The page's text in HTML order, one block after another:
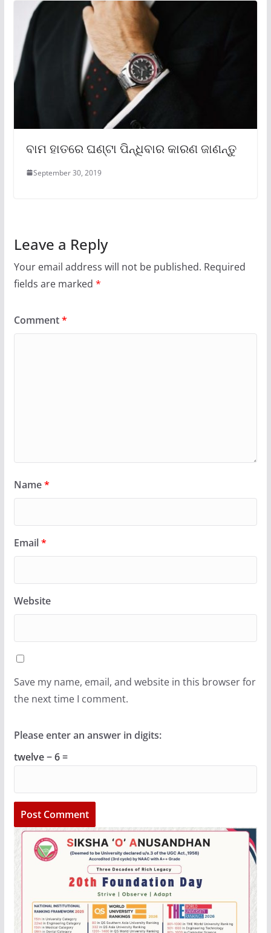
ବାମ ହାତରେ ଘଣ୍ଟା ପିନ୍ଧିବାର କାରଣ ଜାଣନ୍ତୁ
September 30, 2019
Leave a Reply
Your email address will not be published. Required
fields are marked *
Comment*
Name*
Email*
Website
Save my name, email, and website in this browser for
the next time I comment.
Please enter an answer in digits:
twelve − 6 =